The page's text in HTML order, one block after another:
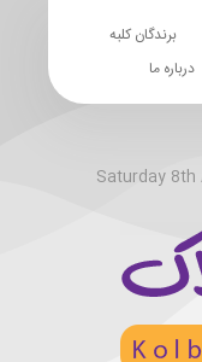
برندگان کلبه
درباره ما